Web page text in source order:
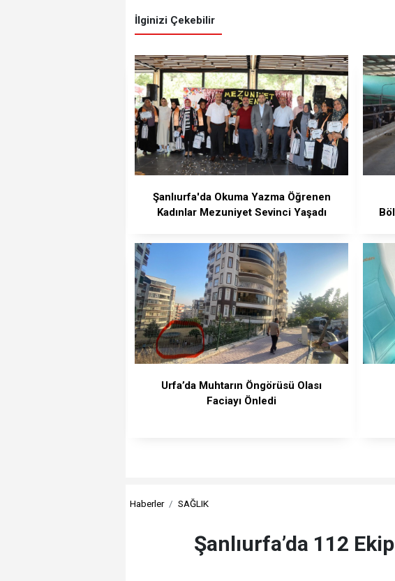
İlginizi Çekebilir
Şanlıurfa'da Okuma Yazma Öğrenen
Kadınlar Mezuniyet Sevinci Yaşadı
Urfa’da Muhtarın Öngörüsü Olası
Faciayı Önledi
Haberler SAĞLIK
Şanlıurfa’da 112